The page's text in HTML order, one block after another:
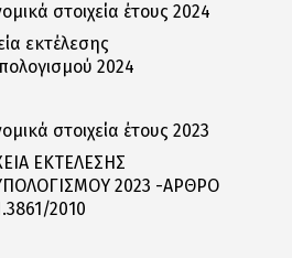
στοιχεία έτους 2024
εκτέλεσης
2024
στοιχεία έτους 2023
ΕΚΤΕΛΕΣΗΣ
2023 -ΑΡΘΡΟ
2010